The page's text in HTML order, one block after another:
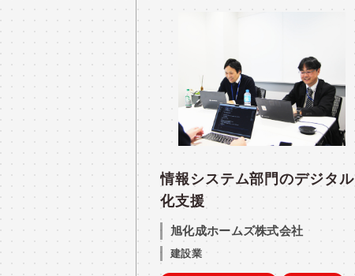
情報システム部門のデジタル
化支援
旭化成ホームズ株式会社
建設業